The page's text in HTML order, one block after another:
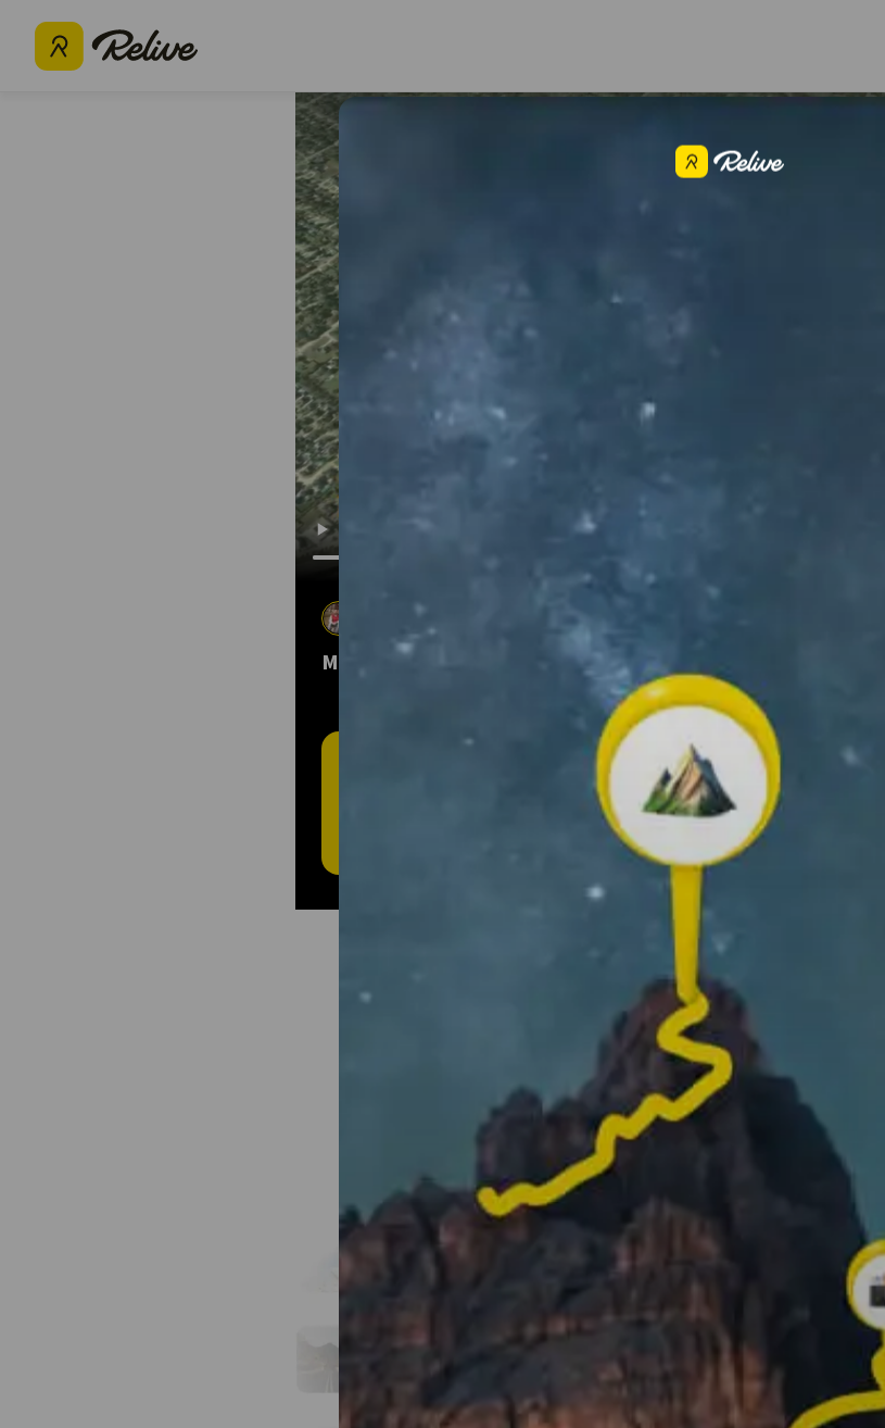
Mike Parrent (F3 Petrol)
28 Jun 2022
MORNING JUN 28TH
DAPATKAN APLIKASI
Buat dan bagikan kenangan
petualangan luar ruangan Anda!
✨ Buat video 3D Anda sendiri ✨
Gulir ke bawah untuk tahu caranya!
Apa yang bisa Anda lakukan
Lacak rute
tambahkan
terbaik untuk
cerita Anda